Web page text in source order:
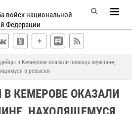
войск национальной
Федерации
в Кемерове оказали помощь мужчине,
в розыске
КЕМЕРОВЕ ОКАЗАЛИ